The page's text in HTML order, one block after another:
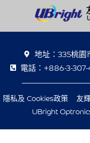
地址：335桃園
電話：+886-3-
隱私及 Cookies政策
友
UBright